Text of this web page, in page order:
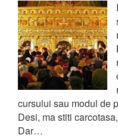
cursului sau modul de
Desi, ma stiti
Dar…